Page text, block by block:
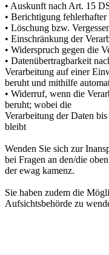
• Auskunft nach Art. 15
• Berichtigung
• Löschung bzw.
• Einschränkung der
• Widerspruch gegen die
• Datenübertragbarkeit
Verarbeitung auf einer
beruht und mithilfe
• Widerruf, wenn die
beruht; wobei die
Verarbeitung der Daten
bleibt
Wenden Sie sich zur
bei Fragen an den/die
der ewag kamenz.
Sie haben zudem die
Aufsichtsbehörde zu